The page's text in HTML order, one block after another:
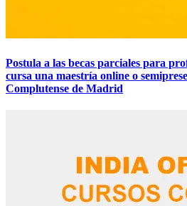
Postula a las becas parciales para
cursa una maestría online o
Complutense de Madrid